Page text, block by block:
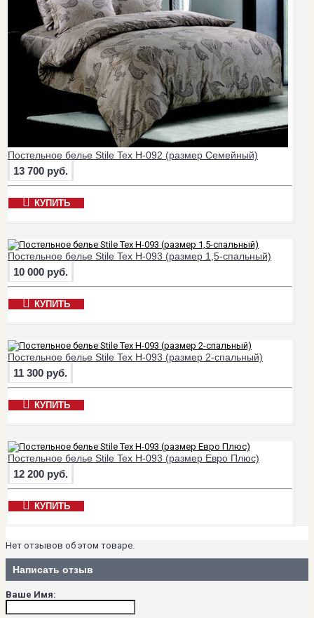
Постельное белье Stile Tex H-092 (размер Семейный)
13 700 руб.
КУПИТЬ
Постельное белье Stile Tex H-093 (размер 1,5-спальный)
10 000 руб.
КУПИТЬ
Постельное белье Stile Tex H-093 (размер 2-спальный)
11 300 руб.
КУПИТЬ
Постельное белье Stile Tex H-093 (размер Евро Плюс)
12 200 руб.
КУПИТЬ
Нет отзывов об этом товаре.
Написать отзыв
Ваше Имя: